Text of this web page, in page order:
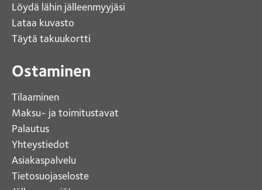
Löydä lähin jälleenmyyjäsi
Lataa kuvasto
Täytä takuukortti
Ostaminen
Tilaaminen
Maksu- ja toimitustavat
Palautus
Yhteystiedot
Asiakaspalvelu
Tietosuojaseloste